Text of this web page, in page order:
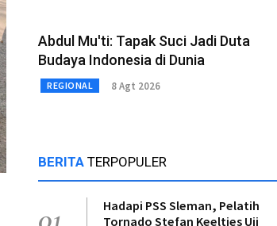
Abdul Mu'ti: Tapak Suci Jadi Duta
Budaya Indonesia di Dunia
REGIONAL 8 Agt 2026
BERITA TERPOPULER
Hadapi PSS Sleman, Pelatih
Tornado Stefan Keeltjes Uji